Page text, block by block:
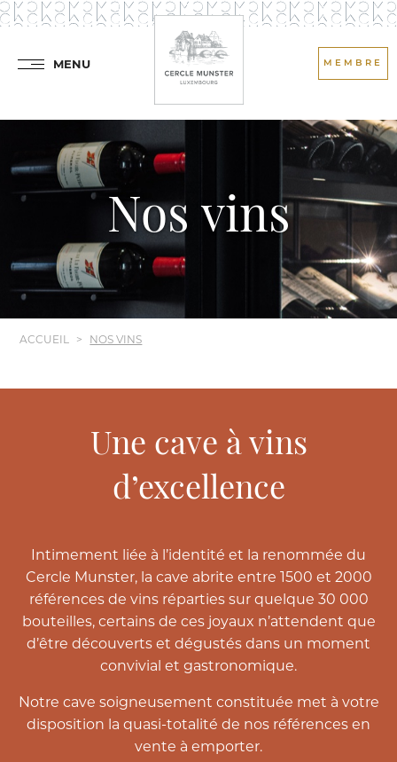
MENU MEMBRE
Nos vins
ACCUEIL NOS VINS
Une cave à vins
d’excellence
Intimement liée à l’identité et la renommée du
Cercle Munster, la cave abrite entre 1500 et 2000
références de vins réparties sur quelque 30 000
bouteilles, certains de ces joyaux n’attendent que
d’être découverts et dégustés dans un moment
convivial et gastronomique.
Notre cave soigneusement constituée met à votre
disposition la quasi-totalité de nos références en
vente à emporter.